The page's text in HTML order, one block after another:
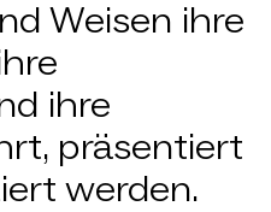
Weisen ihre
ihre
präsentiert
werden.